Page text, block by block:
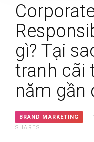
gì? Tại
tranh cãi
năm gần
BRAND MARKETING
SHARES